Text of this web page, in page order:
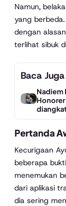
Namun,
yang
dengan
terlihat sibuk
Baca Juga
Nadiem
Honorer
Pertanda
Kecurigaan
beberapa
menemukan
dari aplikasi
dia sering